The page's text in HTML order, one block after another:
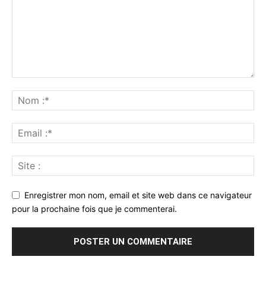
Enregistrer mon nom, email et site web dans ce navigateur
pour la prochaine fois que je commenterai.